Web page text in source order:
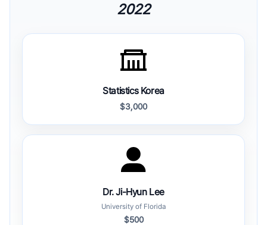
2022
Statistics Korea
$3,000
Dr. Ji-Hyun Lee
University of Florida
$500